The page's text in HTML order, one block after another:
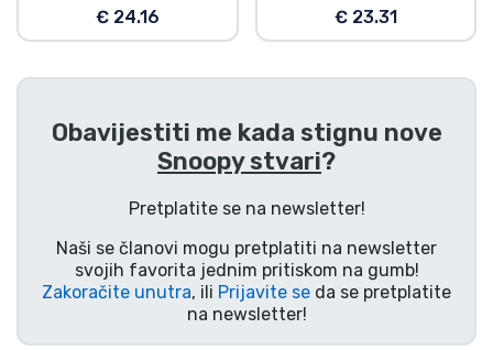
€ 24.16 € 23.31
Obavijestiti me kada stignu nove
Snoopy stvari?
Pretplatite se na newsletter!
Naši se članovi mogu pretplatiti na newsletter
svojih favorita jednim pritiskom na gumb!
Zakoračite unutra, ili Prijavite se da se pretplatite
na newsletter!
Gamer proizvodi
Glazbeni proizvodi
Vrste proizvoda
Marke